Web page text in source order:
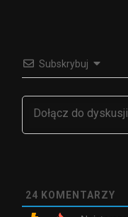
Subskrybuj
24 KOMENTARZY